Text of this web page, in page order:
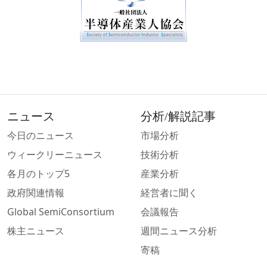
ニュース
今日のニュース
ウィークリーニュース
各月のトップ5
政府関連情報
Global SemiConsortium
株主ニュース
分析/解説記事
市場分析
技術分析
産業分析
経営者に聞く
会議報告
週間ニュース分析
寄稿